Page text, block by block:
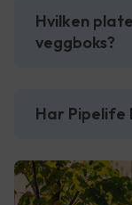
Hvilken
veggboks?
Har Pipelife